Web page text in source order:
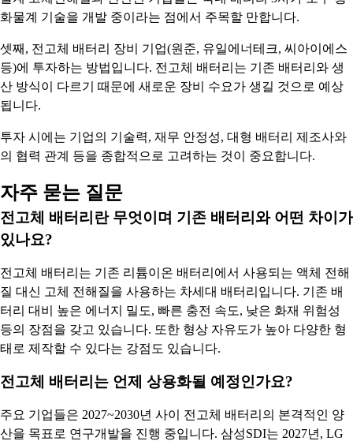
화물계 기술을 개발 중이라는 점에서 주목할 만합니다.
셋째, 전고체 배터리 장비 기업(원준, 유일에너테크, 씨아이에스
등)에 투자하는 방법입니다. 전고체 배터리는 기존 배터리와 생
산 방식이 다르기 때문에 새로운 장비 수요가 생길 것으로 예상
됩니다.
투자 시에는 기업의 기술력, 재무 안정성, 대형 배터리 제조사와
의 협력 관계 등을 종합적으로 고려하는 것이 중요합니다.
자주 묻는 질문
전고체 배터리란 무엇이며 기존 배터리와 어떤 차이가
있나요?
전고체 배터리는 기존 리튬이온 배터리에서 사용되는 액체 전해
질 대신 고체 전해질을 사용하는 차세대 배터리입니다. 기존 배
터리 대비 높은 에너지 밀도, 빠른 충전 속도, 낮은 화재 위험성
등의 장점을 갖고 있습니다. 또한 형상 자유도가 높아 다양한 형
태로 제작할 수 있다는 강점도 있습니다.
전고체 배터리는 언제 상용화될 예정인가요?
주요 기업들은 2027~2030년 사이 전고체 배터리의 본격적인 양
산을 목표로 연구개발을 진행 중입니다. 삼성SDI는 2027년, LG